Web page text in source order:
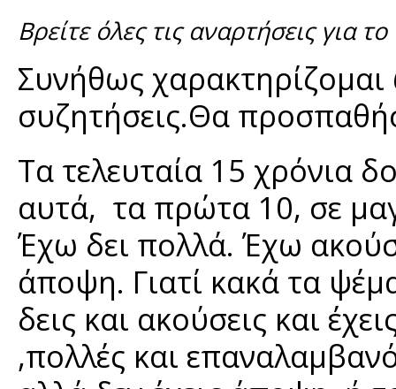
Βρείτε όλες τις αναρτήσεις για
Συνήθως
συζητήσεις.Θα
Τα τελευταία 15 χρόνια
αυτά, τα πρώτα 10, σε
Έχω δει πολλά. Έχω
άποψη. Γιατί κακά τα
δεις και ακούσεις και
,πολλές και